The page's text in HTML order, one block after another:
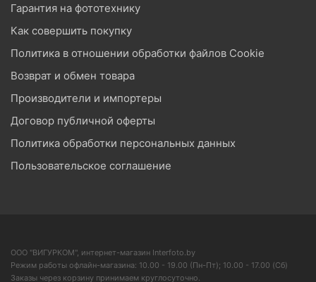
Гарантия на фототехнику
Как совершить покупку
Политика в отношении обработки файлов Cookie
Возврат и обмен товара
Производители и импортеры
Договор публичной оферты
Политика обработки персональных данных
Пользовательское соглашение
ООО "ВИГУРКОМ", интернет-магазин Interfoto.by
Режим работы офлайн-магазина: 10.00 - 19.00 (Пн-Пт); 10.00 - 17.00 (Сб)
Заказы через корзину принимаем круглосуточно.